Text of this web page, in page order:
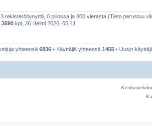
rekisteröitynyttä, 0 piilossa ja 800 vierasta (Tieto perustuu
3590 kpl, 26 Helmi 2026, 05:41
yhteensä 6836 • Käyttäjiä yhteensä 1465 • Uusin